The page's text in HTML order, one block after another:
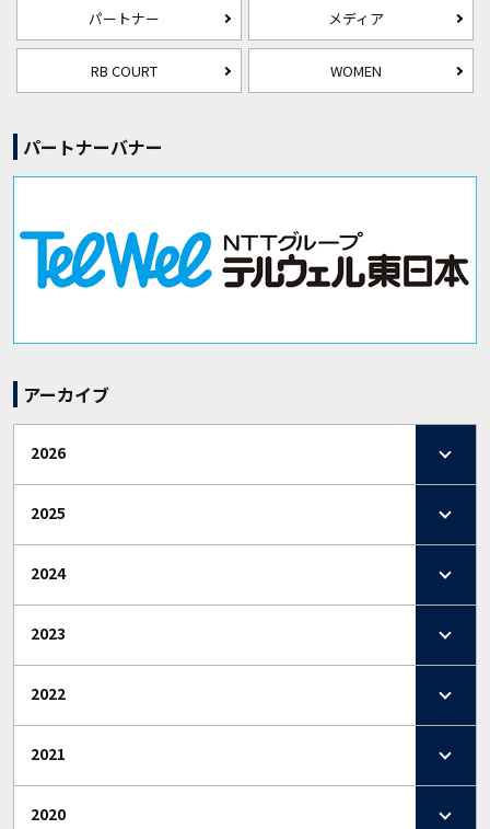
パートナー メディア
RB COURT WOMEN
パートナーバナー
アーカイブ
2026
2025
2024
2023
2022
2021
2020